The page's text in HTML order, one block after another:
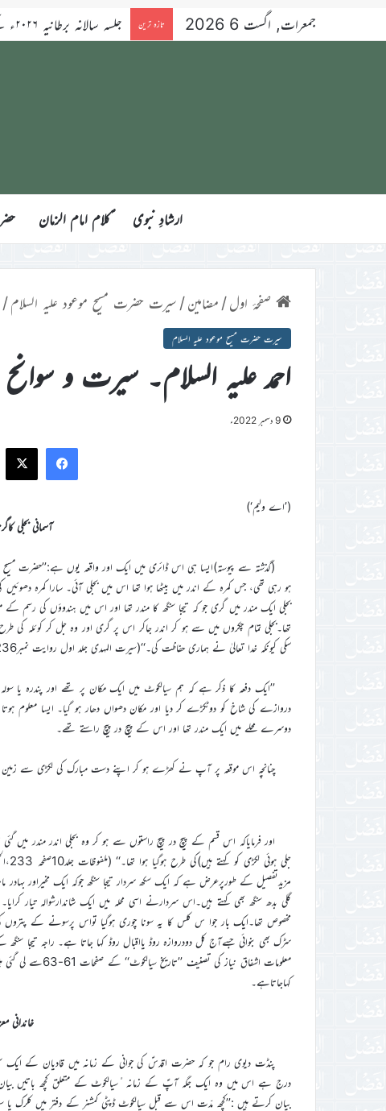
جمعرات, اگست 6 2026 تازہ ترین
ارشادِ نبوی ؑکلام امام الزمان
صفحۂ اول/ مضامین/ سیرت حضرت مسیح موعود علیہ السلام/
سیرت حضرت مسیح موعود علیہ السلام
احمد علیہ السلام۔ سیرت و سوانح
9 دسمبر 2022ء
(’اے ولیم‘)
آسمانی بجلی
(گذشتہ سے پیوستہ)ایسا ہی اس ڈائری میں ایک اور واقعہ یوں ہے:’’حضرت
ہو رہی تھی، جس کمرہ کے اندر میں بیٹھا ہوا تھا اس میں بجلی آئی۔ سارا کمرہ
بجلی ایک مندر میں گری جو کہ تیجا سنگھ کا مندر تھا اور اس میں ہندوؤں کی رسم کے
تھا۔بجلی تمام چکروں میں سے ہو کر اندر جاکر اس پر گری اور وہ جل کر کوئلہ کی
سکی کیونکہ خدا تعالیٰ نے ہماری حفاظت کی۔‘‘(سیرت المہدی جلد اول روایت نمبر236)
’’ایک دفعہ کا ذکر ہے کہ ہم سیالکوٹ میں ایک مکان پر تھے اور پندرہ
دروازے کی شاخ کو دوٹکڑے کر دیا اور مکان دھواں دھار ہو گیا۔ ایسا معلوم
دوسرے محلے میں ایک مندر تھا اور اس کے پیچ در پیچ راستے تھے۔
چنانچہ اس موقعہ پر آپ نے کھڑے ہو کر اپنے دست مبارک کی لکڑی سے زمین
اور فرمایاکہ اس قسم کے پیچ در پیچ راستوں سے ہو کر وہ بجلی اندر مندر میں
مزیدتفصیل کے طورپرعرض ہے کہ ایک سکھ سردار تیجا سنگھ جوکہ ایک مخیراور
گلی بدھ سنگھ بھی کہتے ہیں۔اس سردارنے اسی محلہ میں ایک شاندارشوالہ تیار
مخصوص تھا۔ایک بار جوا س کلس کا یہ سونا چوری ہوگیا تواس پرسونے کے
سڑک بھی بنوائی جسےآج کل دودروازہ روڈ یااقبال روڈ کہا جاتا ہے۔ راجہ تیجا
کہاجاتاہے۔
خاندانی
پنڈت دیوی رام جو کہ حضرت اقدسؑ کی جوانی کے زمانہ میں قادیان کے
درج ہے اس میں وہ ایک جگہ آپؑ کے زمانہ ٔسیالکوٹ کے متعلق کچھ باتیں
بیان کرتے ہیں :’’کچھ مدّت اس سے قبل سیالکوٹ ڈپٹی کمشنر کے دفتر میں کلرک